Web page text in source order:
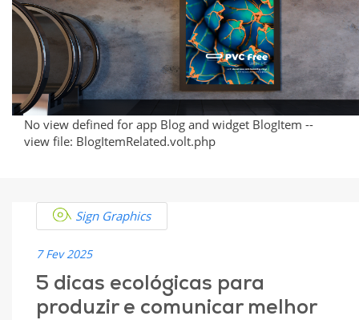
No view defined for app Blog and widget BlogItem --
view file: BlogItemRelated.volt.php
Sign Graphics
7 Fev 2025
5 dicas ecológicas para
produzir e comunicar melhor
Comunicar
de
Forma